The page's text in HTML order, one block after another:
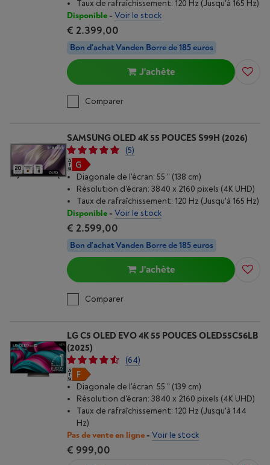
Taux de rafraîchissement: 120 Hz (Jusqu'à 165 Hz)
Disponible- Voir le stock
€ 2.399,00
Bon d'achat Vanden Borre de 185 euros
J'achète
Comparer
SAMSUNG OLED 4K 55 POUCES S99H (2026)
(5)
Diagonale de l'écran: 55 " (138 cm)
Résolution d'écran: 3840 x 2160 pixels (4K UHD)
Taux de rafraîchissement: 120 Hz (Jusqu'à 165 Hz)
Disponible- Voir le stock
€ 2.599,00
Bon d'achat Vanden Borre de 185 euros
J'achète
Comparer
LG C5 OLED EVO 4K 55 POUCES OLED55C56LB
(2025)
(64)
Diagonale de l'écran: 55 " (139 cm)
Résolution d'écran: 3840 x 2160 pixels (4K UHD)
Taux de rafraîchissement: 120 Hz (Jusqu'à 144
Hz)
Pas de vente en ligne- Voir le stock
€ 999,00